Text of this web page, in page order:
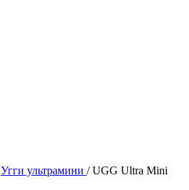
Угги ультрамини / UGG Ultra Mini